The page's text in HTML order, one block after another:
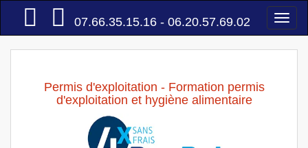
Accueil
07.66.35.15.16 - 06.20.57.69.02
Permis d'exploitation - Formation permis
d'exploitation et hygiène alimentaire